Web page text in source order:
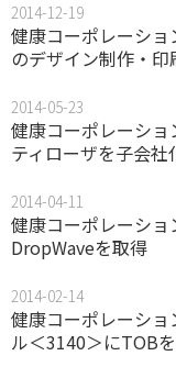
2014-12-19
健康コーポレーシ
のデザイン制作・
2014-05-23
健康コーポレーシ
ティローザを子会社
2014-04-11
健康コーポレーシ
DropWaveを取得
2014-02-14
健康コーポレーシ
ル＜3140＞にTOB